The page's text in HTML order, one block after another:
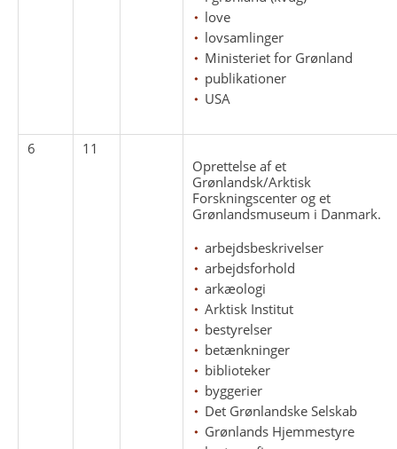
love
lovsamlinger
Ministeriet for Grønland
publikationer
USA
6
11
Oprettelse af et
Grønlandsk/Arktisk
Forskningscenter og et
Grønlandsmuseum i Danmark.
arbejdsbeskrivelser
arbejdsforhold
arkæologi
Arktisk Institut
bestyrelser
betænkninger
biblioteker
byggerier
Det Grønlandske Selskab
Grønlands Hjemmestyre